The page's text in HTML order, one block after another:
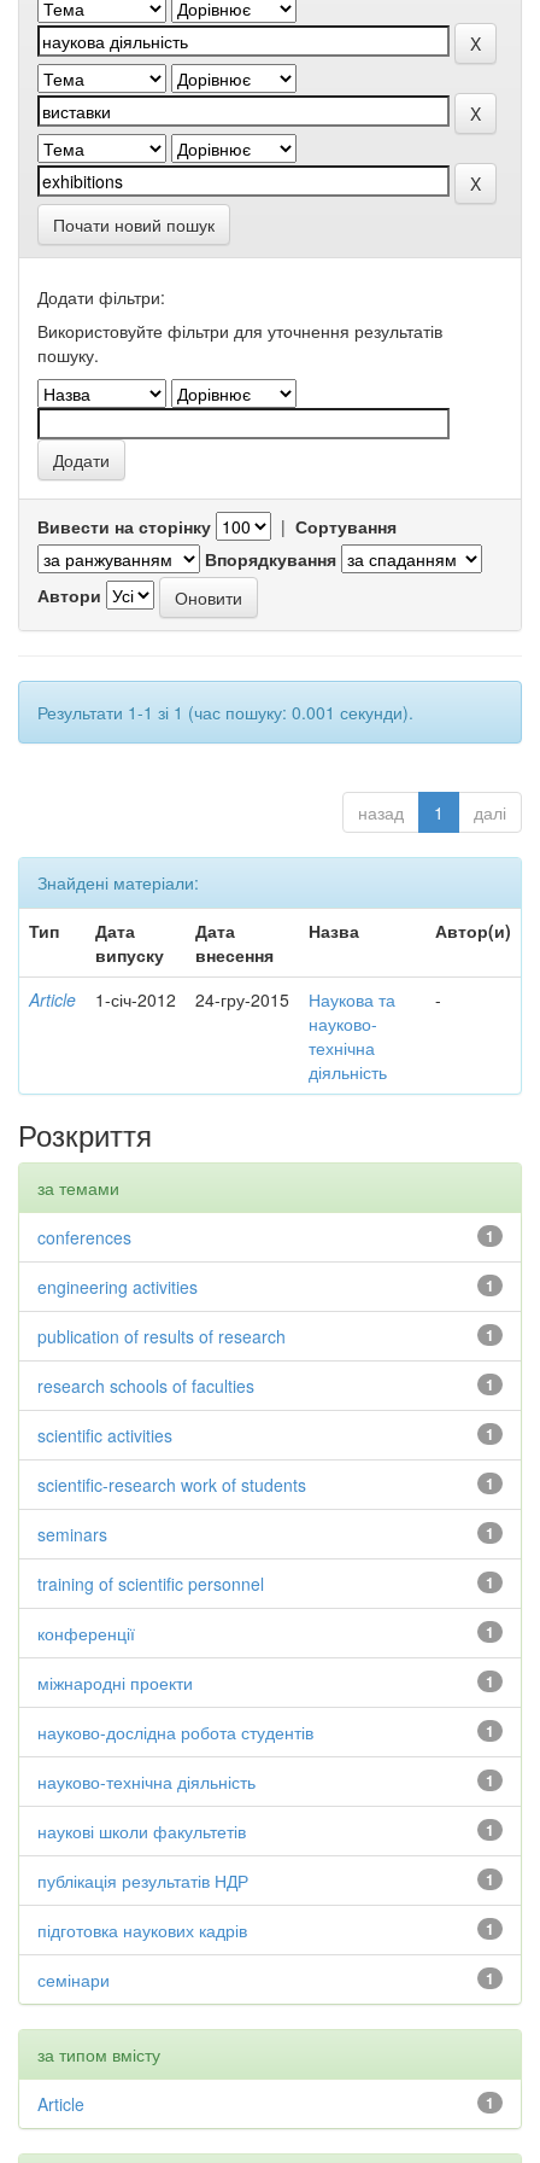
Почати новий пошук
Додати фільтри:
Використовуйте фільтри для уточнення результатів
пошуку.
Вивести на сторінку | Сортування
Впорядкування
Автори
Результати 1-1 зі 1 (час пошуку: 0.001 секунди).
назад 1 далі
Знайдені матеріали:
Тип
Дата
випуску
Дата
внесення
Назва Автор(и)
Article 1-січ-2012 24-гру-2015
Наукова та
науково-
технічна
діяльність
-
Розкриття
за темами
1
conferences
1
engineering activities
1
publication of results of research
1
research schools of faculties
1
scientific activities
1
scientific-research work of students
1
seminars
1
training of scientific personnel
1
конференції
1
міжнародні проекти
1
науково-дослідна робота студентів
1
науково-технічна діяльність
1
наукові школи факультетів
1
публікація результатів НДР
1
підготовка наукових кадрів
1
семінари
за типом вмісту
1
Article